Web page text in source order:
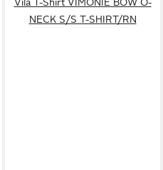
NECK S/S T-SHIRT/RN